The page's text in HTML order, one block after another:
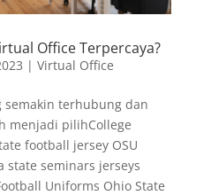
Office Terpercaya?
| Virtual Office
semakin terhubung dan
menjadi pilihCollege
football jersey OSU
state seminars jerseys
Uniforms Ohio State